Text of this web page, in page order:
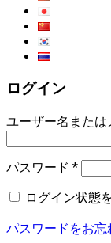
ログイン
ユーザー名または
パスワード *
ログイン状態
パスワードをお忘